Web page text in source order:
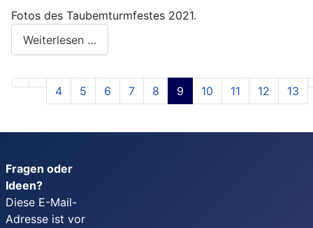
Fotos des Taubemturmfestes 2021.
Weiterlesen …
4 5 6 7 8 9 10 11 12 13
Fragen oder
Ideen?
Diese E-Mail-
Adresse ist vor